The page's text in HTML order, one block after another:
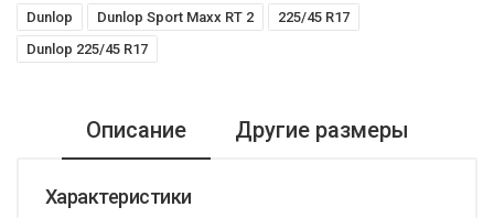
Dunlop Dunlop Sport Maxx RT 2
225/45 R17
Dunlop 225/45 R17
Описание Другие размеры
Характеристики